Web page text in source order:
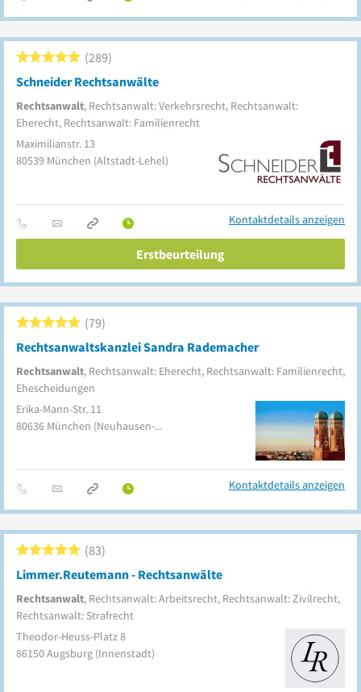
Schneider Rechtsanwälte
Rechtsanwalt, Rechtsanwalt: Verkehrsrecht, Rechtsanwalt:
Eherecht, Rechtsanwalt: Familienrecht
289
Maximilianstr. 13
80539 München (Altstadt-Lehel)
Kontaktdetails anzeigen
Erstbeurteilung
Rechtsanwaltskanzlei Sandra Rademacher
Rechtsanwalt, Rechtsanwalt: Eherecht, Rechtsanwalt: Familienrecht,
Ehescheidungen
79
Erika-Mann-Str. 11
80636 München (Neuhausen-Nymphenburg)
Kontaktdetails anzeigen
Limmer.Reutemann - Rechtsanwälte
Rechtsanwalt, Rechtsanwalt: Arbeitsrecht, Rechtsanwalt: Zivilrecht,
Rechtsanwalt: Strafrecht
83
Theodor-Heuss-Platz 8
86150Augsburg (Innenstadt)